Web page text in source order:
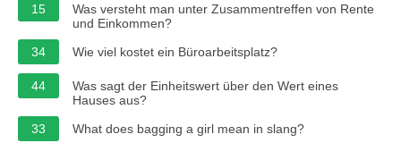
15
Was versteht man unter Zusammentreffen von Rente
und Einkommen?
34
Wie viel kostet ein Büroarbeitsplatz?
44
Was sagt der Einheitswert über den Wert eines
Hauses aus?
33
What does bagging a girl mean in slang?